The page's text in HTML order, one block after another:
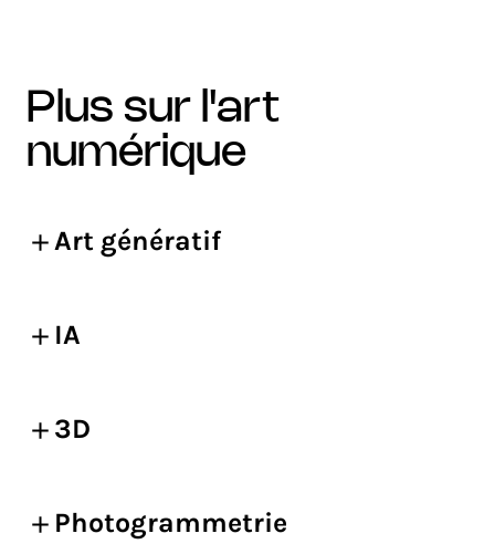
plus sur l'art
numérique
Art génératif
IA
3D
Photogrammetrie